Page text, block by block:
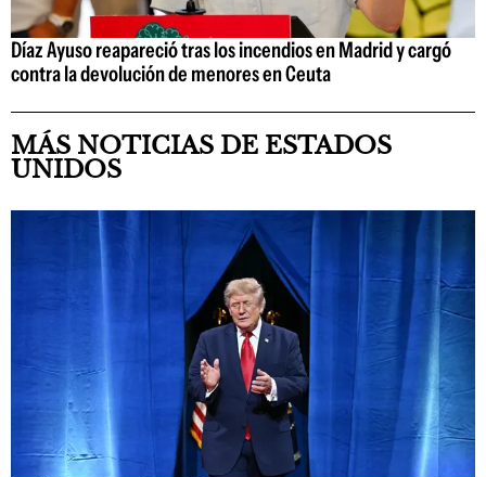
Díaz Ayuso reapareció tras los incendios en Madrid y cargó
contra la devolución de menores en Ceuta
MÁS NOTICIAS DE ESTADOS
UNIDOS